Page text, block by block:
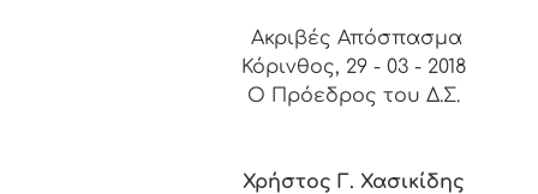
Ακριβές Απόσπασμα
Κόρινθος, 29 - 03 - 2018
Ο Πρόεδρος του Δ.Σ.
Χρήστος Γ. Χασικίδης